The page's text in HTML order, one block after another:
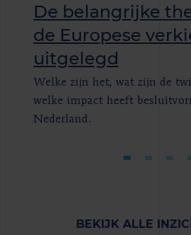
De belangrijke
de Europese
uitgelegd
Welke zijn het, wat zijn de
welke impact heeft
Nederland.
BEKIJK ALLE